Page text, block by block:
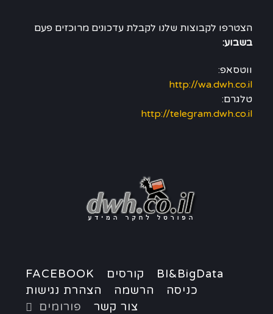
הצטרפו לקבוצות שלנו לקבלת עדכונים מרוכזים פעם
בשבוע:
ווטסאפ:
http://wa.dwh.co.il
טלגרם:
http://telegram.dwh.co.il
BI&BigData קורסים
FACEBOOK
כניסה
הרשמה
הצהרת נגישות
צור קשר
פורומים